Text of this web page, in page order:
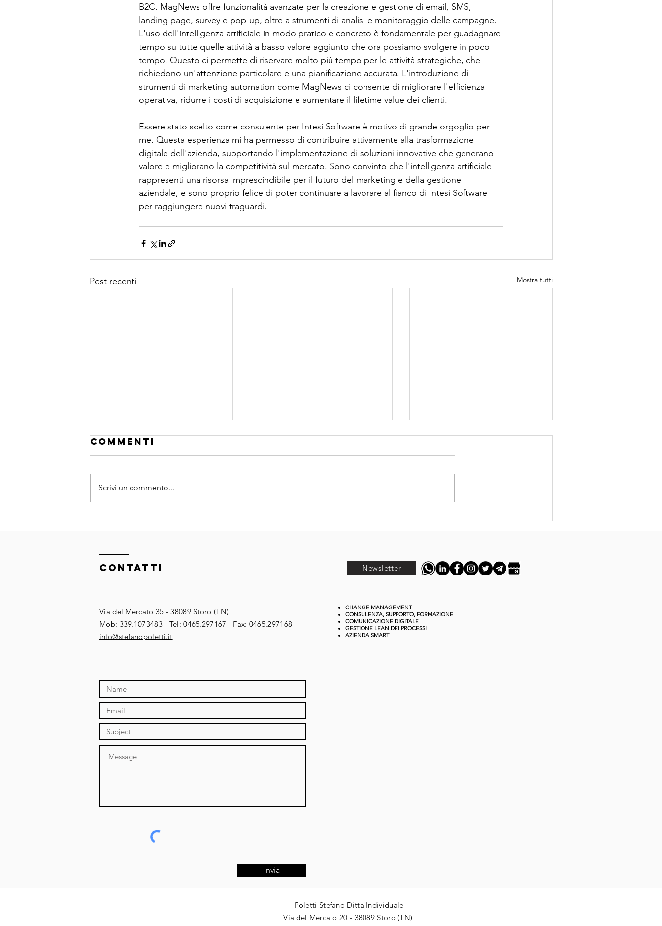
B2C. MagNews offre funzionalità avanzate per la creazione e gestione di email, SMS,
landing page, survey e pop-up, oltre a strumenti di analisi e monitoraggio delle campagne.
L'uso dell'intelligenza artificiale in modo pratico e concreto è fondamentale per guadagnare
tempo su tutte quelle attività a basso valore aggiunto che ora possiamo svolgere in poco
tempo. Questo ci permette di riservare molto più tempo per le attività strategiche, che
richiedono un'attenzione particolare e una pianificazione accurata. L'introduzione di
strumenti di marketing automation come MagNews ci consente di migliorare l'efficienza
operativa, ridurre i costi di acquisizione e aumentare il lifetime value dei clienti.
Essere stato scelto come consulente per Intesi Software è motivo di grande orgoglio per
me. Questa esperienza mi ha permesso di contribuire attivamente alla trasformazione
digitale dell'azienda, supportando l'implementazione di soluzioni innovative che generano
valore e migliorano la competitività sul mercato. Sono convinto che l'intelligenza artificiale
rappresenti una risorsa imprescindibile per il futuro del marketing e della gestione
aziendale, e sono proprio felice di poter continuare a lavorare al fianco di Intesi Software
per raggiungere nuovi traguardi.
Post recenti Mostra tutti
Da SEO ad AIO:
quando a
cercare è
Dal SEO al GEO:
Agenti AI su
un vero
strumento
Commenti
Scrivi un commento...
ContaTTI
Via del Mercato 35 - 38089 Storo (TN)
​​Mob: 339.1073483 - Tel: 0465.297167 - Fax: 0465.297168
​info@stefanopoletti.it
Invia
Newsletter
CHANGE MANAGEMENT
CONSULENZA, SUPPORTO, FORMAZIONE
COMUNICAZIONE DIGITALE
GESTIONE LEAN DEI PROCESSI
AZIENDA SMART
Poletti Stefano Ditta Individuale
Via del Mercato 20 - 38089 Storo (TN) ​​